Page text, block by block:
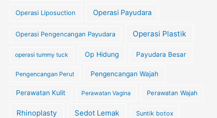
Operasi Liposuction Operasi Payudara
Operasi Pengencangan Payudara Operasi Plastik
operasi tummy tuck Op Hidung Payudara Besar
Pengencangan Perut Pengencangan Wajah
Perawatan Kulit Perawatan Vagina Perawatan Wajah
Rhinoplasty Sedot Lemak Suntik botox